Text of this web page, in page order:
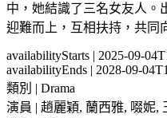
中，她結識了三名女友人。
迎難而上，互相扶持，共同
availabilityStarts | 2025-09-
availabilityEnds | 2028-09-
類別 | Drama
演員 | 趙麗穎, 蘭西雅, 啜妮,